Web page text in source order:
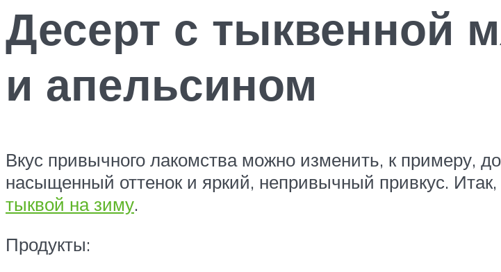
Десерт с тыквенной
и апельсином
Вкус привычного лакомства можно изменить, к примеру,
насыщенный оттенок и яркий, непривычный привкус.
тыквой на зиму.
Продукты: